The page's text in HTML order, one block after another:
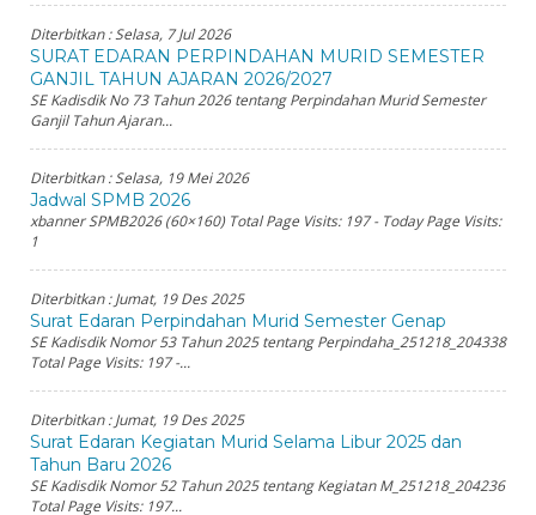
Diterbitkan :Selasa, 7 Jul 2026
SURAT EDARAN PERPINDAHAN MURID SEMESTER
GANJIL TAHUN AJARAN 2026/2027
SE Kadisdik No 73 Tahun 2026 tentang Perpindahan Murid Semester
Ganjil Tahun Ajaran...
Diterbitkan :Selasa, 19 Mei 2026
Jadwal SPMB 2026
xbanner SPMB2026 (60×160) Total Page Visits: 197 - Today Page Visits:
1
Diterbitkan :Jumat, 19 Des 2025
Surat Edaran Perpindahan Murid Semester Genap
SE Kadisdik Nomor 53 Tahun 2025 tentang Perpindaha_251218_204338
Total Page Visits: 197 -...
Diterbitkan :Jumat, 19 Des 2025
Surat Edaran Kegiatan Murid Selama Libur 2025 dan
Tahun Baru 2026
SE Kadisdik Nomor 52 Tahun 2025 tentang Kegiatan M_251218_204236
Total Page Visits: 197...